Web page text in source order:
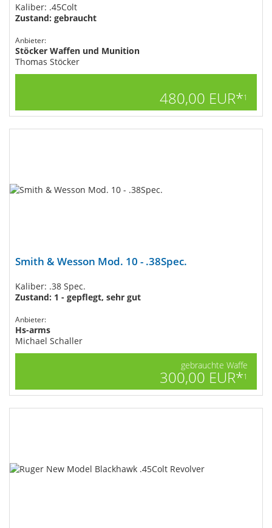
Kaliber: .45Colt
Zustand: gebraucht
Anbieter:
Stöcker Waffen und Munition
Thomas Stöcker
480,00 EUR*1
Smith & Wesson Mod. 10 - .38Spec.
Kaliber: .38 Spec.
Zustand: 1 - gepflegt, sehr gut
Anbieter:
Hs-arms
Michael Schaller
gebrauchte Waffe
300,00 EUR*1